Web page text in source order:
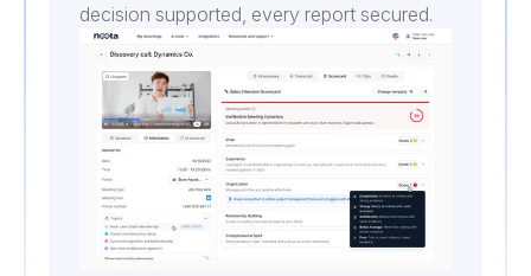
decision supported, every report secured.